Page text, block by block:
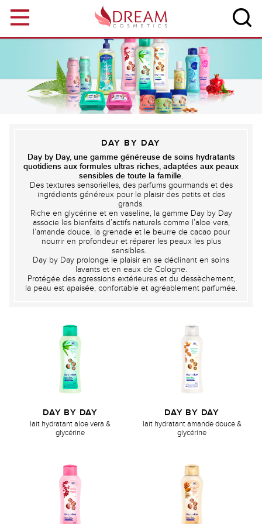
DAY BY DAY
Day by Day, une gamme généreuse de soins hydratants
quotidiens aux formules ultras riches, adaptées aux peaux
sensibles de toute la famille.
Des textures sensorielles, des parfums gourmands et des
ingrédients généreux pour le plaisir des petits et des
grands.
Riche en glycérine et en vaseline, la gamme Day by Day
associe les bienfaits d’actifs naturels comme l’aloe vera,
l’amande douce, la grenade et le beurre de cacao pour
nourrir en profondeur et réparer les peaux les plus
sensibles.
Day by Day prolonge le plaisir en se déclinant en soins
lavants et en eaux de Cologne.
Protégée des agressions extérieures et du dessèchement,
la peau est apaisée, confortable et agréablement parfumée.
DAY BY DAY
lait hydratant aloe vera &
glycérine
DAY BY DAY
lait hydratant amande douce &
glycérine